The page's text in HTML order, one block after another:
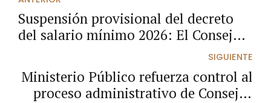
Suspensión provisional del decreto
del salario mínimo 2026: El Consejo
incremento y exige nueva fijación
transitoria
SIGUIENTE
Ministerio Público refuerza control al
proceso administrativo de Consejos